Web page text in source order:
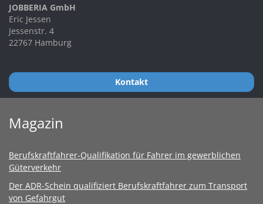
JOBBERIA GmbH
Eric Jessen
Jessenstr. 4
22767 Hamburg
Kontakt
Magazin
Berufskraftfahrer-Qualifikation für Fahrer im gewerblichen
Güterverkehr
Der ADR-Schein qualifiziert Berufskraftfahrer zum Transport
von Gefahrgut